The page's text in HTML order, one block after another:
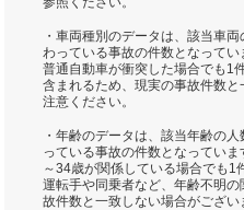
・車両種別のデータは、該当車
わっている事故の件数となって
普通自動車が衝突した場合でも1
含まれるため、現実の事故件数
注意ください。
・年齢のデータは、該当年齢の
っている事故の件数となってい
～34歳が関係している場合でも1
運転手や同乗者など、年齢不明
故件数と一致しない場合がござい